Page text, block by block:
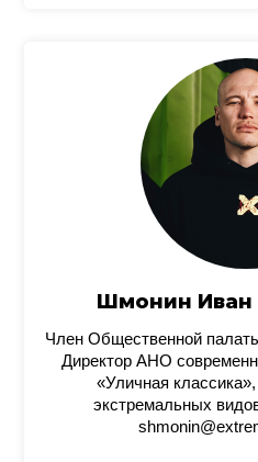
Шмонин Иван
Член Общественной
Директор АНО
«Уличная
экстремальных